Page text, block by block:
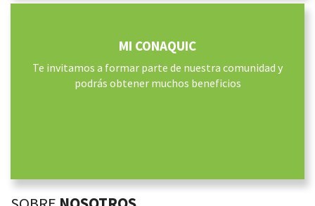
MI CONAQUIC
Te invitamos a formar parte de nuestra comunidad y
podrás obtener muchos beneficios